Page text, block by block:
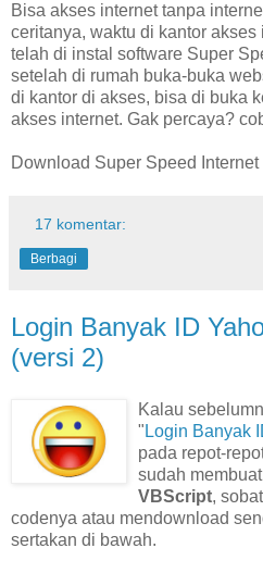
Bisa akses internet tanpa
ceritanya, waktu di kantor
telah di instal software Super
setelah di rumah buka-buka
di kantor di akses, bisa di buka
akses internet. Gak percaya?
Download Super Speed Internet
17 komentar:
Berbagi
Login Banyak ID
(versi 2)
Kalau
" Login Banyak
pada repot-
sudah
VBScript,
codenya atau mendownload
sertakan di bawah.